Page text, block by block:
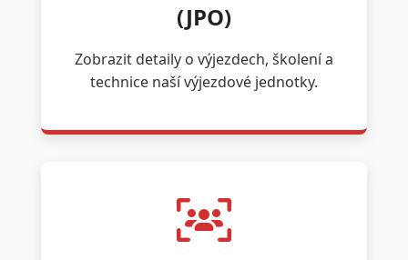
(JPO)
Zobrazit detaily o výjezdech, školení a
technice naší výjezdové jednotky.